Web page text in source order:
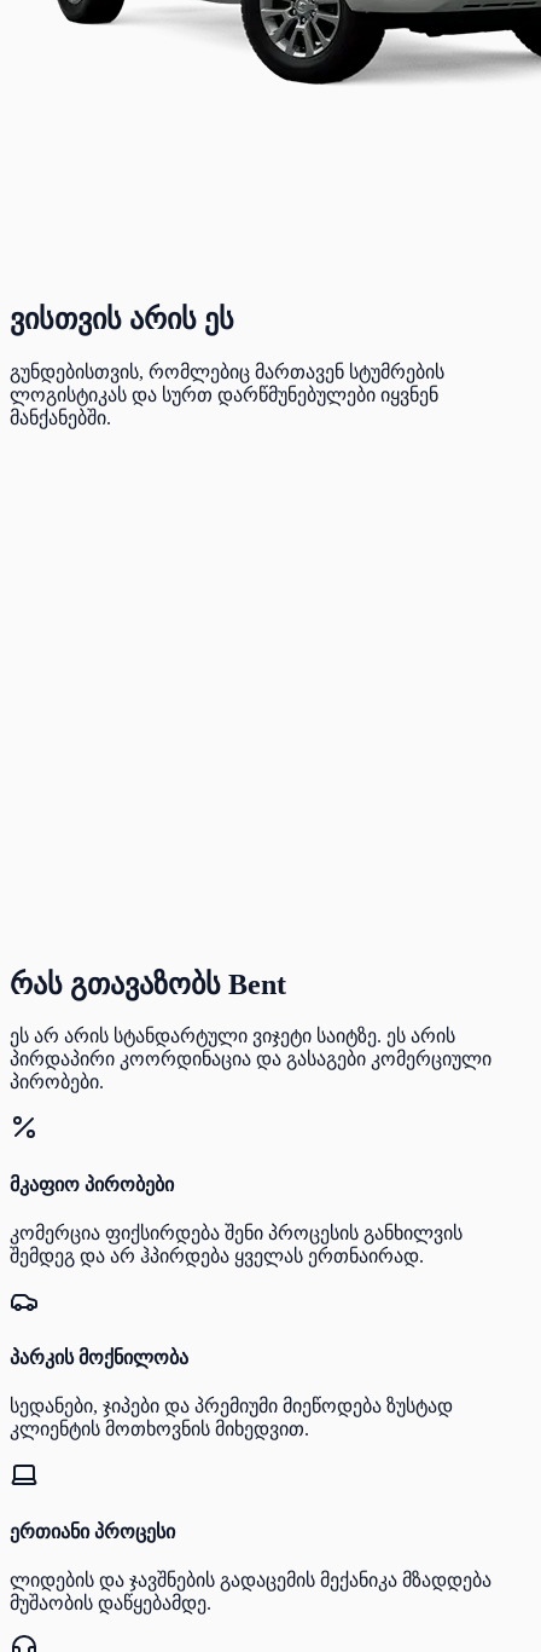
ვისთვის არის ეს
გუნდებისთვის, რომლებიც მართავენ სტუმრების
ლოგისტიკას და სურთ დარწმუნებულები იყვნენ
მანქანებში.
რას გთავაზობს Bent
ეს არ არის სტანდარტული ვიჯეტი საიტზე. ეს არის
პირდაპირი კოორდინაცია და გასაგები კომერციული
პირობები.
მკაფიო პირობები
კომერცია ფიქსირდება შენი პროცესის განხილვის
შემდეგ და არ ჰპირდება ყველას ერთნაირად.
პარკის მოქნილობა
სედანები, ჯიპები და პრემიუმი მიეწოდება ზუსტად
კლიენტის მოთხოვნის მიხედვით.
ერთიანი პროცესი
ლიდების და ჯავშნების გადაცემის მექანიკა მზადდება
მუშაობის დაწყებამდე.